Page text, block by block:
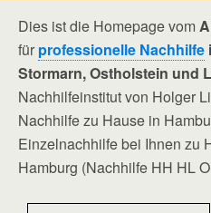
Dies ist die Homepage vom
für professionelle Nachhilfe
Stormarn, Ostholstein und
Nachhilfeinstitut von Holger
Nachhilfe zu Hause in
Einzelnachhilfe bei Ihnen zu
Hamburg (Nachhilfe HH HL